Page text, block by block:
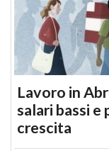
Lavoro in
salari bassi
crescita